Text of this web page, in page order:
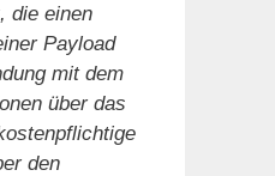
die einen
Payload
mit dem
über das
den